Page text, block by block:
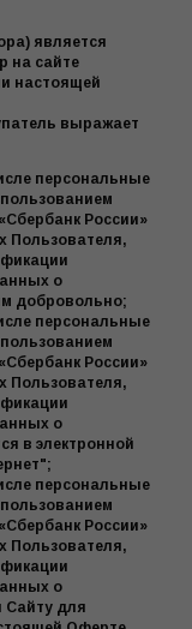
является
на сайте
настоящей
выражает
персональные
России»
Пользователя,
о
добровольно;
персональные
России»
Пользователя,
о
в электронной
персональные
России»
Пользователя,
о
Сайту для